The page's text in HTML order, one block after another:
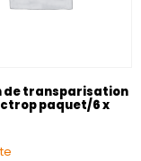
de transparisation
paquet/6 x